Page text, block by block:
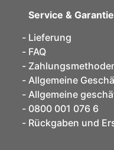
Service &
Lieferung
FAQ
Allgemeine
Allgemeine
0800 001 076 6
Rückgaben und